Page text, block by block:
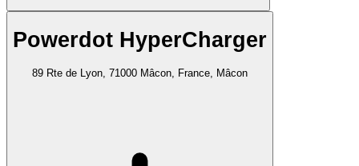
Powerdot HyperCharger
89 Rte de Lyon, 71000 Mâcon, France, Mâcon